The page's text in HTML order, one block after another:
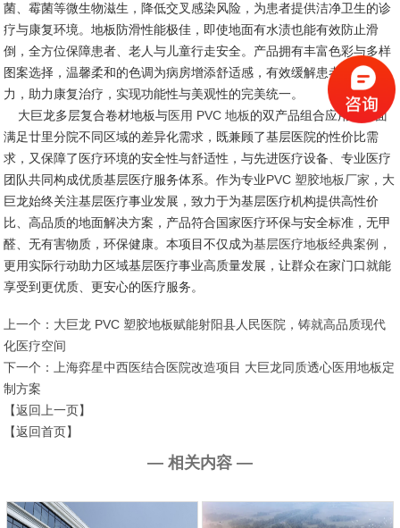
菌、霉菌等微生物滋生，降低交叉感染风险，为患者提供洁净卫生的诊
疗与康复环境。地板防滑性能极佳，即使地面有水渍也能有效防止滑
倒，全方位保障患者、老人与儿童行走安全。产品拥有丰富色彩与多样
图案选择，温馨柔和的色调为病房增添舒适感，有效缓解患者心理压
力，助力康复治疗，实现功能性与美观性的完美统一。
大巨龙多层复合卷材地板与医用 PVC 地板的双产品组合应用，全面
满足廿里分院不同区域的差异化需求，既兼顾了基层医院的性价比需
求，又保障了医疗环境的安全性与舒适性，与先进医疗设备、专业医疗
团队共同构成优质基层医疗服务体系。作为专业PVC 塑胶地板厂家 ，大
巨龙始终关注基层医疗事业发展，致力于为基层医疗机构提供高性价
比、高品质的地面解决方案，产品符合国家医疗环保与安全标准，无甲
醛、无有害物质，环保健康。本项目不仅成为基层医疗地板经典案例 ，
更用实际行动助力区域基层医疗事业高质量发展，让群众在家门口就能
享受到更优质、更安心的医疗服务。
上一个： 大巨龙 PVC 塑胶地板赋能射阳县人民医院，铸就高品质现代
化医疗空间
下一个：上海弈星中西医结合医院改造项目 大巨龙同质透心医用地板定
制方案
【返回上一页】
【返回首页】
— 相关内容 —